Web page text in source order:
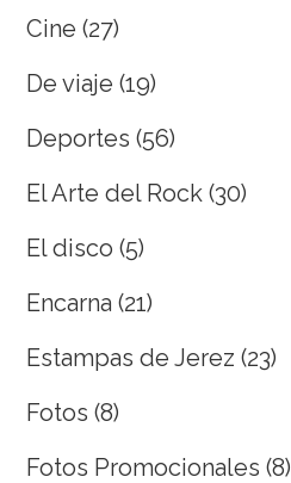
Cine (27)
De viaje (19)
Deportes (56)
El Arte del Rock (30)
El disco (5)
Encarna (21)
Estampas de Jerez (23)
Fotos (8)
Fotos Promocionales (8)